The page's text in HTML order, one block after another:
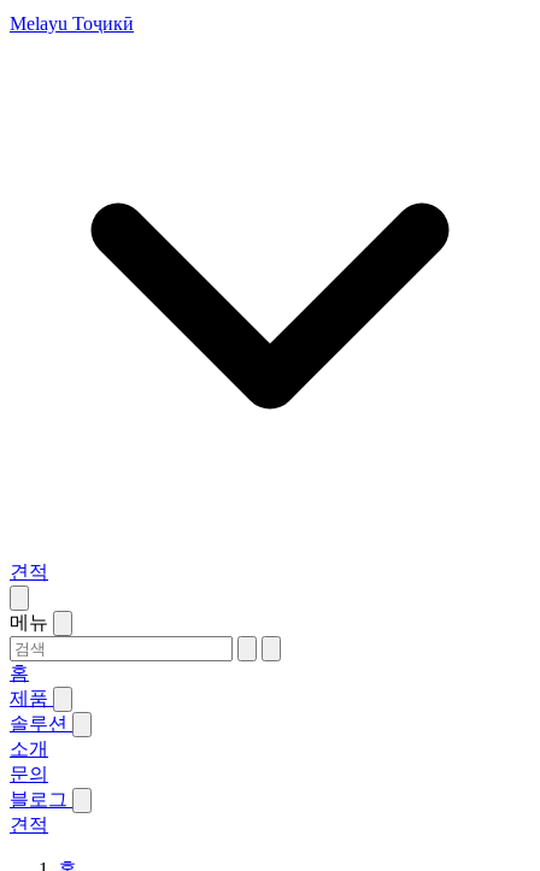
Melayu Тоҷикӣ
견적
메뉴
홈
제품
솔루션
소개
문의
블로그
견적